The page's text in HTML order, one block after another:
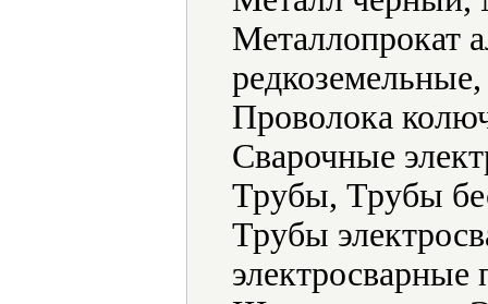
Металлопрокат
Проволока
Сварочные
Трубы, Трубы
Трубы